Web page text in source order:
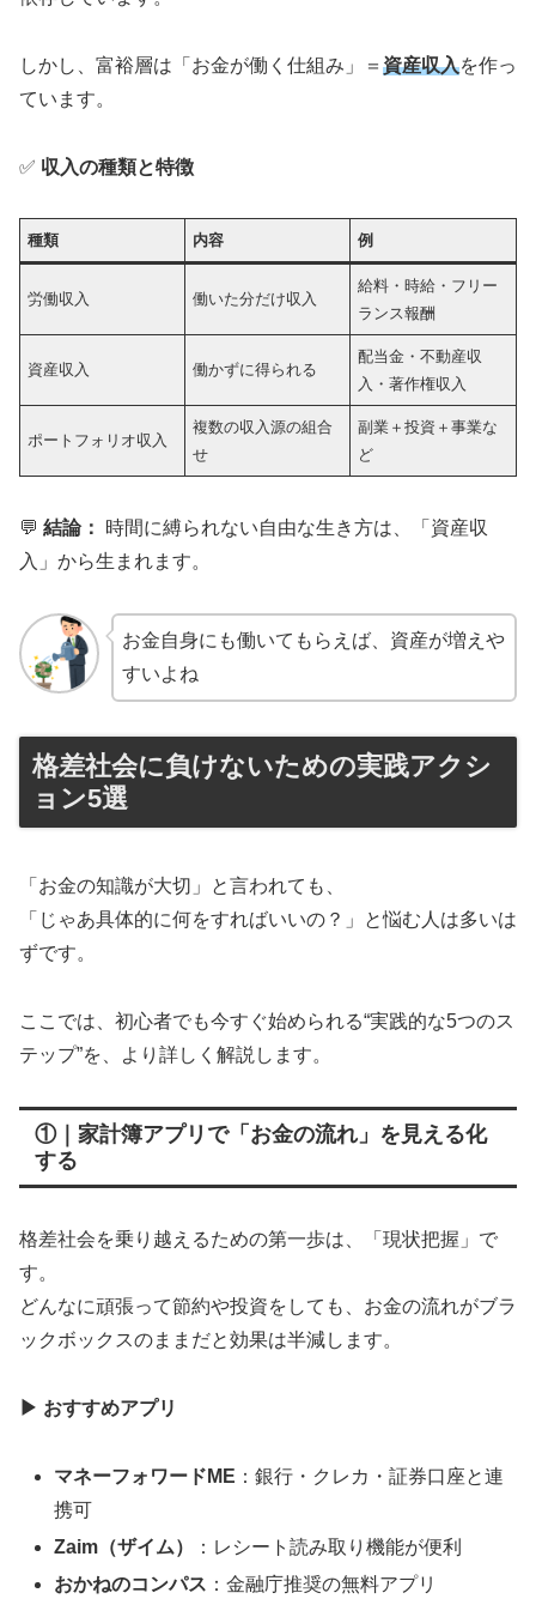
しかし、富裕層は「お金が働く仕組み」＝ 資産収入を作っ
ています。
✅ 収入の種類と特徴
種類 内容 例
労働収入 働いた分だけ収入
給料・時給・フリー
ランス報酬
資産収入 働かずに得られる
配当金・不動産収
入・著作権収入
ポートフォリオ収入
複数の収入源の組合
せ
副業＋投資＋事業な
ど
💬 結論：
時間に縛られない自由な生き方は、「資産収
入」から生まれます。
お金自身にも働いてもらえば、資産が増えや
すいよね
格差社会に負けないための実践アクシ
ョン5選
「お金の知識が大切」と言われても、
「じゃあ具体的に何をすればいいの？」と悩む人は多いは
ずです。
ここでは、初心者でも今すぐ始められる“実践的な5つのス
テップ”を、より詳しく解説します。
①｜家計簿アプリで「お金の流れ」を見える化
する
格差社会を乗り越えるための第一歩は、「現状把握」で
す。
どんなに頑張って節約や投資をしても、お金の流れがブラ
ックボックスのままだと効果は半減します。
▶ おすすめアプリ
マネーフォワードME ：銀行・クレカ・証券口座と連
携可
Zaim （ザイム）
：レシート読み取り機能が便利
おかねのコンパス ：金融庁推奨の無料アプリ